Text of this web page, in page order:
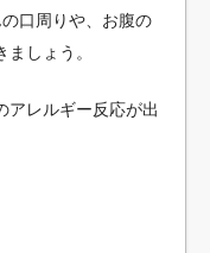
口周りや、お腹の
しょう。
アレルギー反応が出